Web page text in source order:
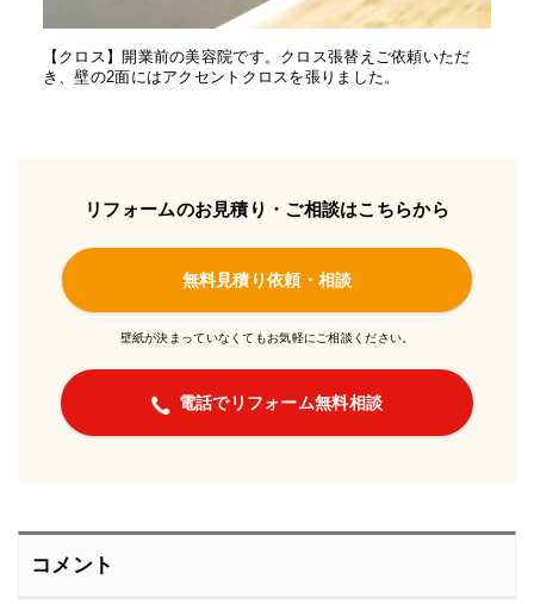
【クロス】開業前の美容院です。クロス張替えご依頼いただ
き、壁の2面にはアクセントクロスを張りました。
リフォームのお見積り・ご相談はこちらから
無料見積り依頼・相談
壁紙が決まっていなくてもお気軽にご相談ください。
電話でリフォーム無料相談
コメント